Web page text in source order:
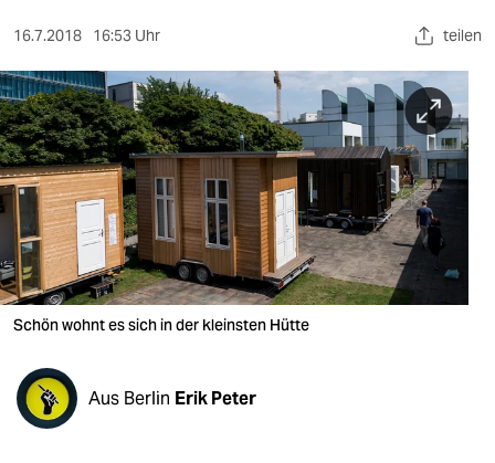
sport
berlin
nord
wahrheit
verlag
verlag
shop
fragen & hilfe
16.7.2018 16:53 Uhr teilen
Schön wohnt es sich in der kleinsten Hütte
Aus Berlin Erik Peter